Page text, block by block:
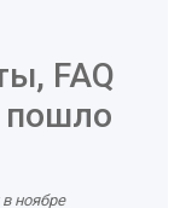
FAQ
пошло
ноябре